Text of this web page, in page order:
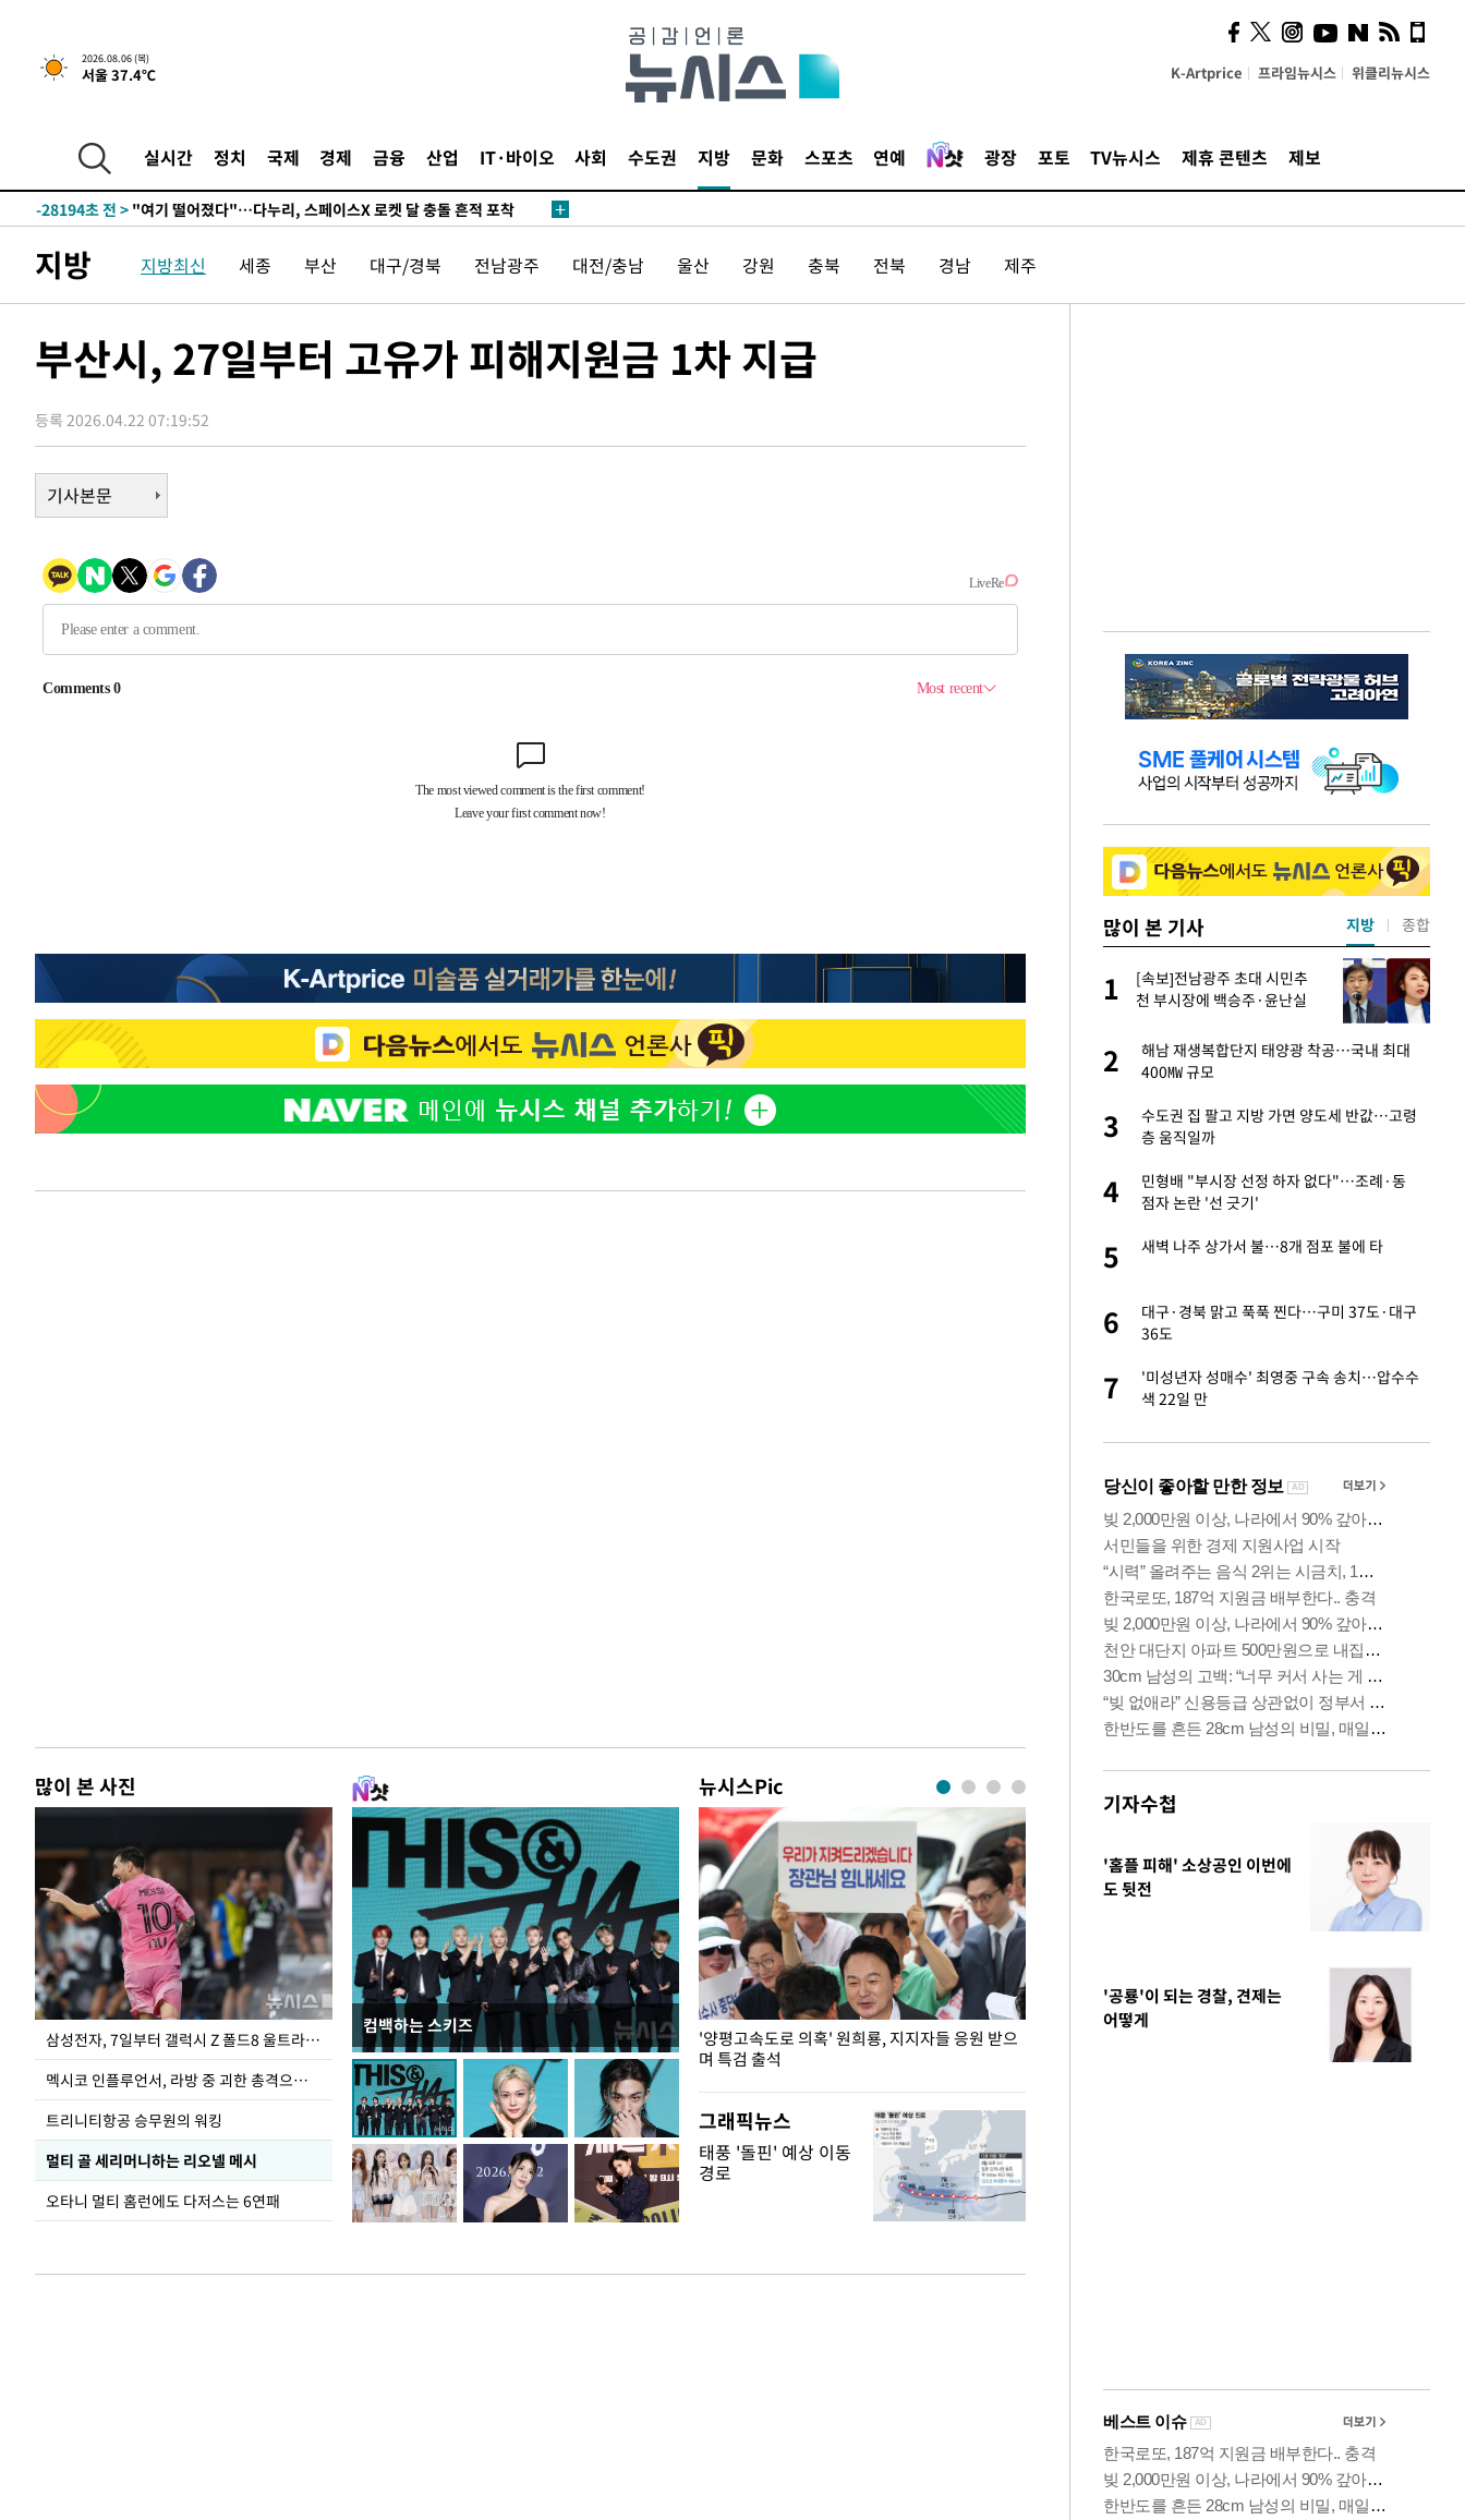
2026.08.06 (목)
서울 37.4℃ K-Artprice 프라임뉴시스 위클리뉴시스
실시간 정치 국제 경제 금융 산업 IT·바이오 사회 수도권 지방 문화 스포츠 연예 광장 포토 TV뉴시스 제휴 콘텐츠 제보
1시간 전 >[속보] 호르무즈 해협 이란-오만 협상 기대속 뉴욕증시 혼조 마감 다우
-30730초 전 >
[속보]코스피, 301.88포인트(4.58%) 내린 6296.38 마감
-30595초 전 >
-28194초 전 > "여기 떨어졌다"…다누리, 스페이스X 로켓 달 충돌 흔적 포착
-17840초 전 >
내일까지 39도 '펄펄'…기상청 "태풍 지나며 폭염 잠시 꺾인다"
-17477초 전 >트럼프, 한국계 진보 주지사 후보 맹공…"공산주의가 최대 위협"
-13975초 전 >[속보]산업장관 "李정부, 원전 반대 안해…안정 전력 위해 불가피"
색
-12059초 전 >[속보]산업장관 "美무역법 제301조 과잉생산 결과 발표 8월 중 예
상
-11852초 전 >[속보]코스피 매도사이드카 발동…4%대 급락
-11124초 전 >
-8685초 전 >서울 열대야 15일째 지속…비공식 '초열대야' 30도 넘어
-7235초 전 > [속보]코스피, 119.51포인트(1.81%) 내린 6478.75 개장
-3682초 전 >6월 경상수지 497.3억 달러…두 달 연속 사상 최대
-3633초 전 >서울 낮 39도 '폭염중대경보'…40도 관측 가능성도
1시간 전 >[속보] 호르무즈 해협 이란-오만 협상 기대속 뉴욕증시 혼조 마감 다우
[속보]원·달러 환율, 0.7원 내린 1423.8원 마감
"여기 떨어졌다"…다누리, 스페이스X 로켓 달 충돌 흔적 포착
-13975초 전 >
[속보]산업장관 "李정부, 원전 반대 안해…안정 전력 위해 불가피"
-12672초 전 >[속보]경찰, '홍명보 선임 논란' 대한축구협회·축구회관 등 압수수
-12059초 전 >
[속보]산업장관 "美무역법 제301조 과잉생산 결과 발표 8월 중 예
상
-11852초 전 >[속보]코스피 매도사이드카 발동…4%대 급락
-11124초 전 >
[속보]전남광주 초대 시민추천 부시장에 백승주·윤난실
-8685초 전 >
서울 열대야 15일째 지속…비공식 '초열대야' 30도 넘어
-7235초 전 >[속보]코스피, 119.51포인트(1.81%) 내린 6478.75 개장
지방 지방최신 세종 부산 대구/경북 전남광주 대전/충남 울산 강원 충북 전북 경남 제주
부산시, 27일부터 고유가 피해지원금 1차 지급
등록 2026.04.22 07:19:52
기사본문
많이 본 사진
삼성전자, 7일부터 갤럭시 Z 폴드8 울트라·폴드8·플립8 출시
멕시코 인플루언서, 라방 중 괴한 총격으로 사망
트리니티항공 승무원의 워킹
멀티 골 세리머니하는 리오넬 메시
오타니 멀티 홈런에도 다저스는 6연패
컴백하는 스키즈
뉴시스Pic
이재명 대통령, "수사·기소 분리 관련 대비책 최
선 다해 강구해야"
'양평고속도로 의혹' 원희룡, 지지자들 응원 받으
며 특검 출석
장동혁 "李 대
하다"
그래픽뉴스
태풍 '돌핀' 예상 이동
경로
많이 본 기사
황기순 "원정 도박으로 전 재
산 잃고 필리핀 도피"
2
었는데…"
3
정부, 전 산업에 'AI 옷' 입힌다…AI 로봇 연
1000대 보급 추진
4
1
[속보]전남광주 초대 시민추
천 부시장에 백승주·윤난실
2
해남 재생복합단지 태양광 착공…국내 최대
400㎿ 규모
3
수도권 집 팔고 지방 가면 양도세 반값…고령
층 움직일까
4
민형배 "부시장 선정 하자 없다"…조례·동
점자 논란 '선 긋기'
5 새벽 나주 상가서 불…8개 점포 불에 타
6
대구·경북 맑고 푹푹 찐다…구미 37도·대구
36도
7
'미성년자 성매수' 최영중 구속 송치…압수수
색 22일 만
지방 종합
기자수첩
'홈플 피해' 소상공인 이번에
도 뒷전
'공룡'이 되는 경찰, 견제는
어떻게